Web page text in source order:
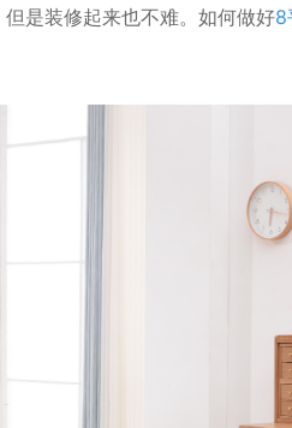
但是装修起来也不难。如何做好8